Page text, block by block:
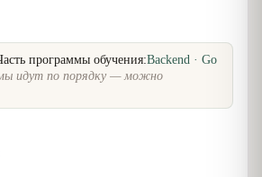
программы обучения:Backend · Go
идут по порядку — можно